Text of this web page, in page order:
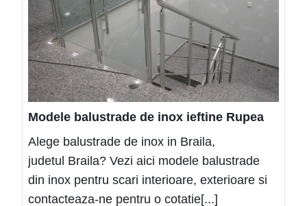
Modele balustrade de inox ieftine Rupea
Alege balustrade de inox in Braila,
judetul Braila? Vezi aici modele balustrade
din inox pentru scari interioare, exterioare si
contacteaza-ne pentru o cotatie[...]